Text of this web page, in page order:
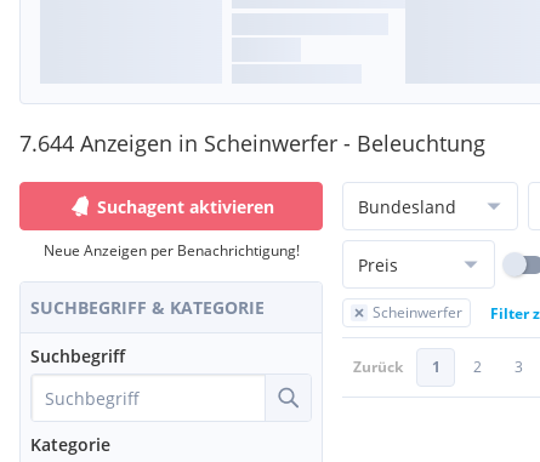
7.644 Anzeigen in Scheinwerfer - Beleuchtung
Suchagent aktivieren
Neue Anzeigen per Benachrichtigung!
SUCHBEGRIFF & KATEGORIE
Suchbegriff
Kategorie
Bundesland
Preis
Scheinwerfer Filter
Zurück 1 2 3